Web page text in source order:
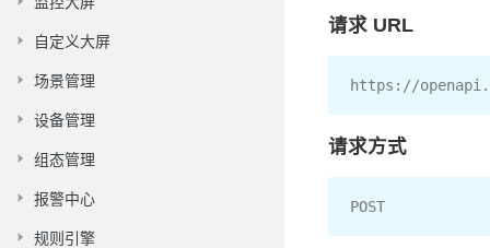
自定义大屏
场景管理
设备管理
组态管理
报警中心
规则引擎
请求 URL
https : //
请求方式
POST